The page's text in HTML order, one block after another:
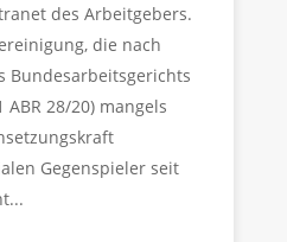
des Arbeitgebers.
die nach
Bundesarbeitsgerichts
ABR 28/20) mangels
Gegenspieler seit